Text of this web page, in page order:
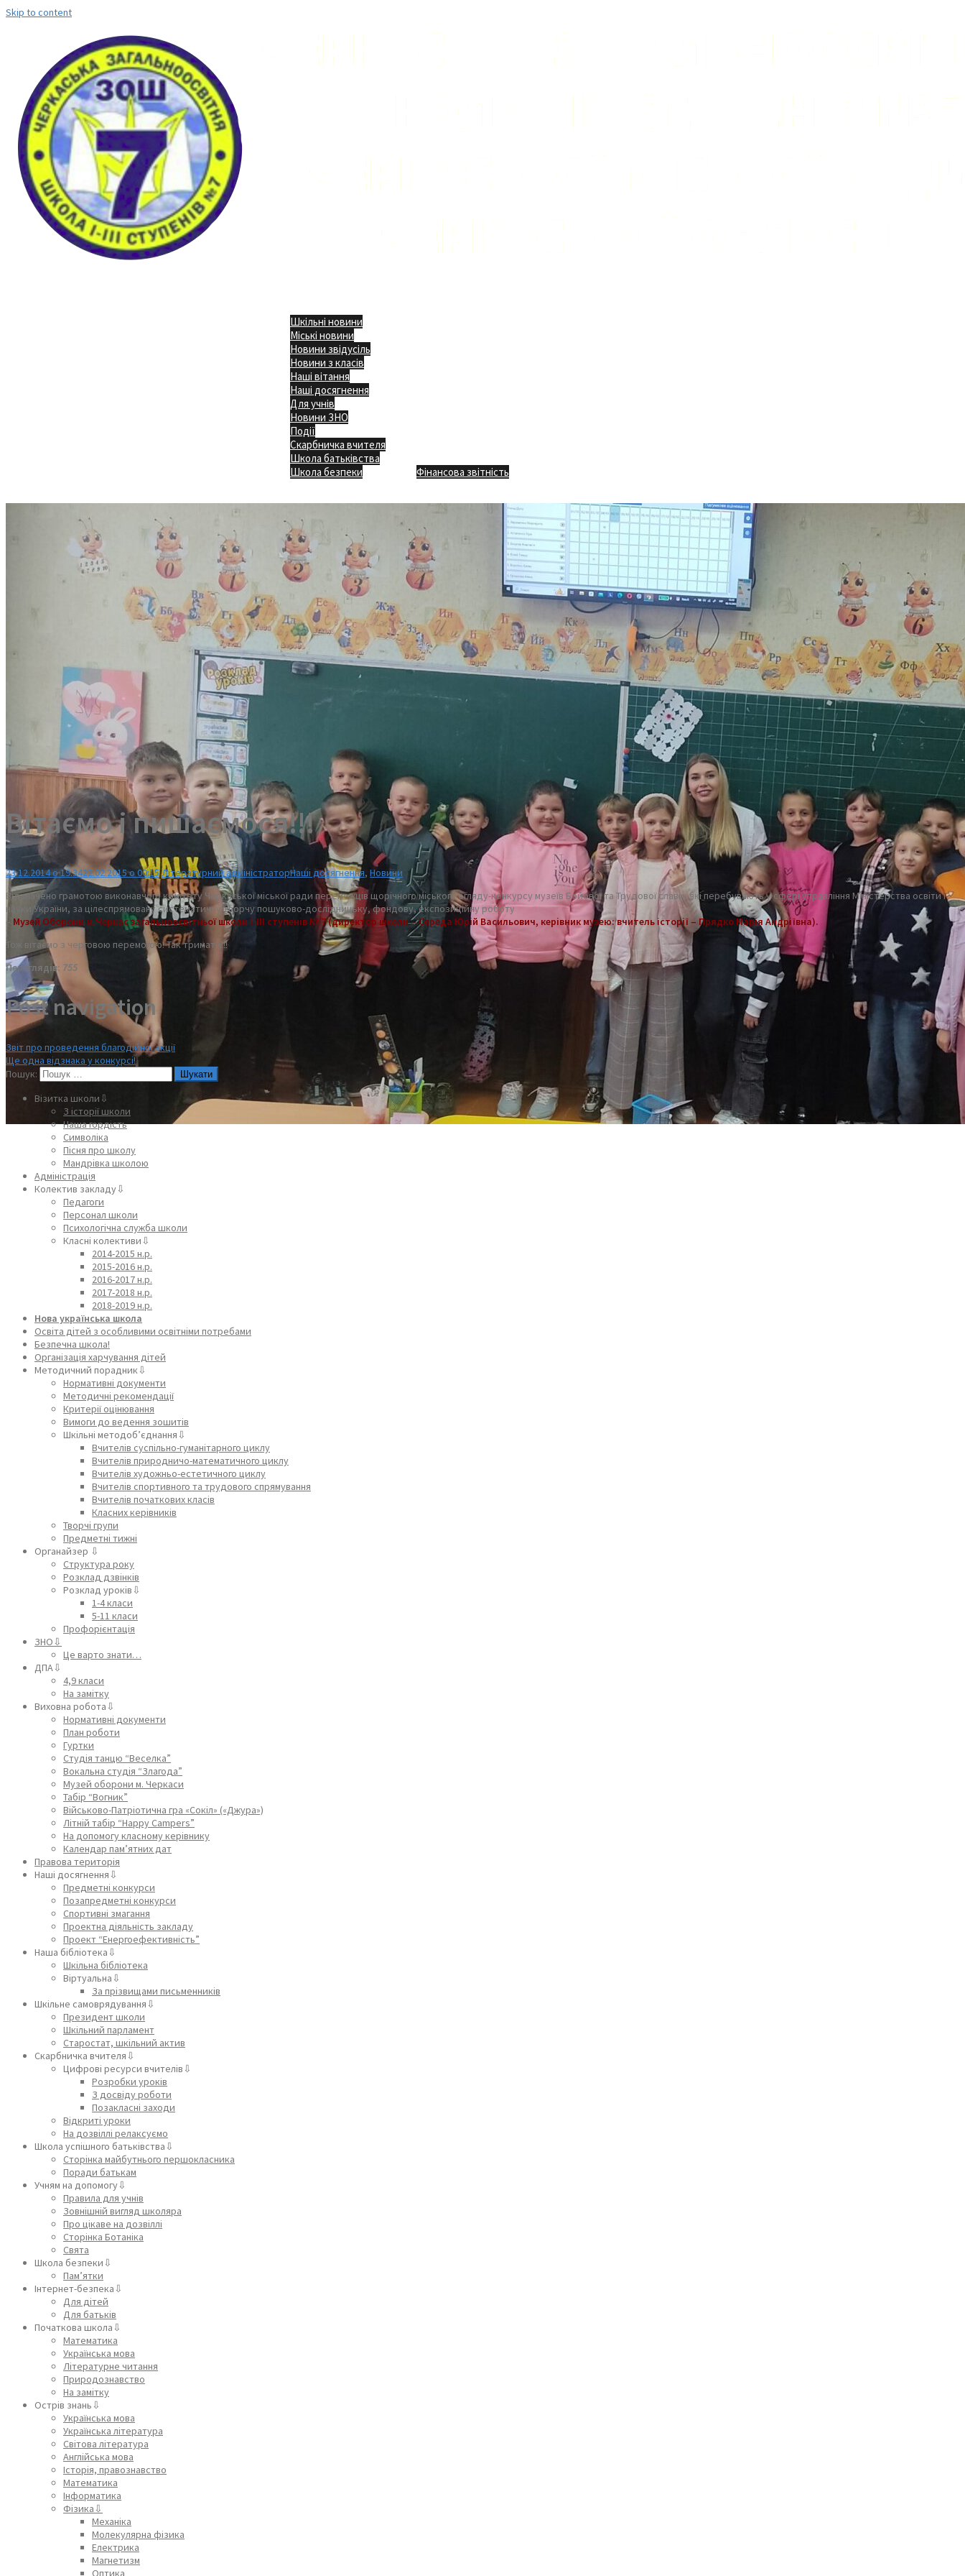
Skip to content
Шкільні новини
Міські новини
Новини звідусіль
Новини з класів
Наші вітання
Наші досягнення
Для учнів
Новини ЗНО
Події
Скарбничка вчителя
Школа батьківства
Школа безпеки
Фінансова звітність
Вітаємо і пишаємося!!!
23.12.2014 о 19:3422.02.2015 о 00:15Літературний адміністраторНаші досягнення, Новини
Відзначено грамотою виконавчого комітету Черкаської міської ради переможців щорічного міського огляду-конкурсу музеїв Бойової та Трудової слави, які перебувають у сфері управління Міністерства освіти і
науки України, за цілеспрямовану систематичну творчу пошуково-дослідницьку, фондову, експозиційну роботу
– Музей Оборони м.Черкас загальноосвітньої школи І-ІІІ ступенів № 7 (директор школи – Середа Юрій Васильович, керівник музею: вчитель історії – Прядко Марія Андріївна).
Тож вітаємо з черговою перемогою! Так тримати!!!
Переглядів: 755
Post navigation
Звіт про проведення благодійної акції
Ще одна відзнака у конкурсі!
Пошук:
Візитка школи⇩
З історії школи
Наша гордість
Символіка
Пісня про школу
Мандрівка школою
Адміністрація
Колектив закладу⇩
Педагоги
Персонал школи
Психологічна служба школи
Класні колективи⇩
2014-2015 н.р.
2015-2016 н.р.
2016-2017 н.р.
2017-2018 н.р.
2018-2019 н.р.
Нова українська школа
Освіта дітей з особливими освітніми потребами
Безпечна школа!
Організація харчування дітей
Методичний порадник⇩
Нормативні документи
Методичні рекомендації
Критерії оцінювання
Вимоги до ведення зошитів
Шкільні методоб’єднання⇩
Вчителів суспільно-гуманітарного циклу
Вчителів природничо-математичного циклу
Вчителів художньо-естетичного циклу
Вчителів спортивного та трудового спрямування
Вчителів початкових класів
Класних керівників
Творчі групи
Предметні тижні
Органайзер ⇩
Структура року
Розклад дзвінків
Розклад уроків⇩
1-4 класи
5-11 класи
Профорієнтація
ЗНО⇩
Це варто знати…
ДПА⇩
4,9 класи
На замітку
Виховна робота⇩
Нормативні документи
План роботи
Гуртки
Студія танцю “Веселка”
Вокальна студія “Злагода”
Музей оборони м. Черкаси
Табір “Вогник”
Військово-Патріотична гра «Сокіл» («Джура»)
Літній табір “Happy Campers”
На допомогу класному керівнику
Календар пам’ятних дат
Правова територія
Наші досягнення⇩
Предметні конкурси
Позапредметні конкурси
Спортивні змагання
Проектна діяльність закладу
Проект “Енергоефективність”
Наша бібліотека⇩
Шкільна бібліотека
Віртуальна⇩
За прізвищами письменників
Шкільне самоврядування⇩
Президент школи
Шкільний парламент
Старостат, шкільний актив
Скарбничка вчителя⇩
Цифрові ресурси вчителів⇩
Розробки уроків
З досвіду роботи
Позакласні заходи
Відкриті уроки
На дозвіллі релаксуємо
Школа успішного батьківства⇩
Сторінка майбутнього першокласника
Поради батькам
Учням на допомогу⇩
Правила для учнів
Зовнішній вигляд школяра
Про цікаве на дозвіллі
Сторінка Ботаніка
Свята
Школа безпеки⇩
Пам’ятки
Інтернет-безпека⇩
Для дітей
Для батьків
Початкова школа⇩
Математика
Українська мова
Літературне читання
Природознавство
На замітку
Острів знань⇩
Українська мова
Українська література
Світова література
Англійська мова
Історія, правознавство
Математика
Інформатика
Фізика⇩
Механіка
Молекулярна фізика
Електрика
Магнетизм
Оптика